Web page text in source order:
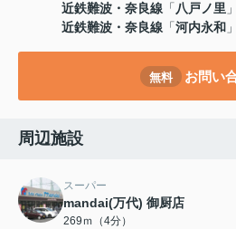
近鉄難波・奈良線 「 八戸ノ里
近鉄難波・奈良線 「河内永和
無料 お問い
周辺施設
スーパー
mandai(万代) 御厨店
269ｍ（4分）